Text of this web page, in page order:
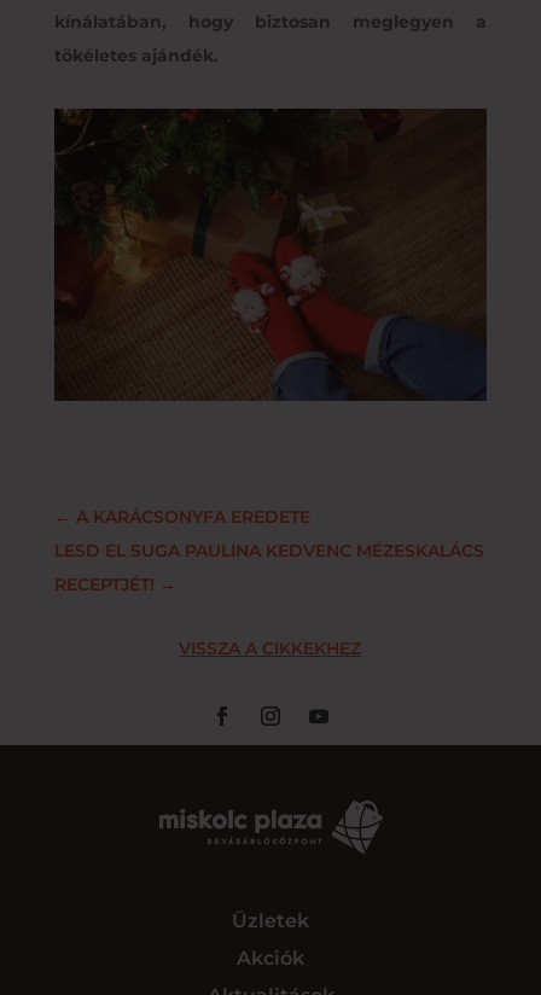
kínálatában, hogy biztosan meglegyen a
tökéletes ajándék.
← A KARÁCSONYFA EREDETE
LESD EL SUGA PAULINA KEDVENC MÉZESKALÁCS
RECEPTJÉT! →
VISSZA A CIKKEKHEZ
Üzletek
Akciók